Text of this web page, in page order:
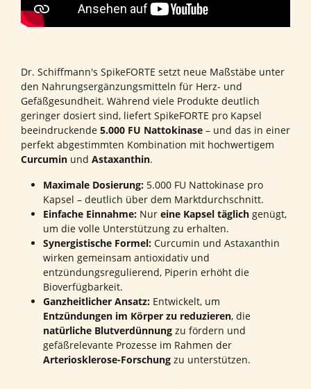
Dr. Schiffmann's SpikeFORTE setzt neue Maßstäbe unter
den Nahrungsergänzungsmitteln für Herz- und
Gefäßgesundheit. Während viele Produkte deutlich
geringer dosiert sind, liefert SpikeFORTE pro Kapsel
beeindruckende 5.000 FU Nattokinase – und das in einer
perfekt abgestimmten Kombination mit hochwertigem
Curcumin und Astaxanthin.
Maximale Dosierung: 5.000 FU Nattokinase pro
Kapsel – deutlich über dem Marktdurchschnitt.
Einfache Einnahme: Nur eine Kapsel täglich genügt,
um die volle Unterstützung zu erhalten.
Synergistische Formel: Curcumin und Astaxanthin
wirken gemeinsam antioxidativ und
entzündungsregulierend, Piperin erhöht die
Bioverfügbarkeit.
Ganzheitlicher Ansatz: Entwickelt, um
Entzündungen im Körper zu reduzieren, die
natürliche Blutverdünnung zu fördern und
gefäßrelevante Prozesse im Rahmen der
Arteriosklerose-Forschung zu unterstützen.